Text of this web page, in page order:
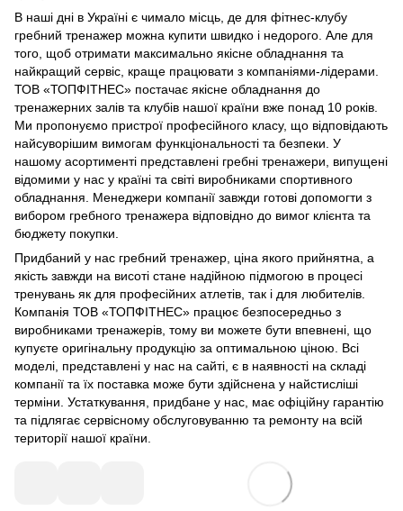
В наші дні в Україні є чимало місць, де для фітнес-клубу
гребний тренажер можна купити швидко і недорого. Але для
того, щоб отримати максимально якісне обладнання та
найкращий сервіс, краще працювати з компаніями-лідерами.
ТОВ «ТОПФІТНЕС» постачає якісне обладнання до
тренажерних залів та клубів нашої країни вже понад 10 років.
Ми пропонуємо пристрої професійного класу, що відповідають
найсуворішим вимогам функціональності та безпеки. У
нашому асортименті представлені гребні тренажери, випущені
відомими у нас у країні та світі виробниками спортивного
обладнання. Менеджери компанії завжди готові допомогти з
вибором гребного тренажера відповідно до вимог клієнта та
бюджету покупки.
Придбаний у нас гребний тренажер, ціна якого прийнятна, а
якість завжди на висоті стане надійною підмогою в процесі
тренувань як для професійних атлетів, так і для любителів.
Компанія ТОВ «ТОПФІТНЕС» працює безпосередньо з
виробниками тренажерів, тому ви можете бути впевнені, що
купуєте оригінальну продукцію за оптимальною ціною. Всі
моделі, представлені у нас на сайті, є в наявності на складі
компанії та їх поставка може бути здійснена у найстисліші
терміни. Устаткування, придбане у нас, має офіційну гарантію
та підлягає сервісному обслуговуванню та ремонту на всій
території нашої країни.